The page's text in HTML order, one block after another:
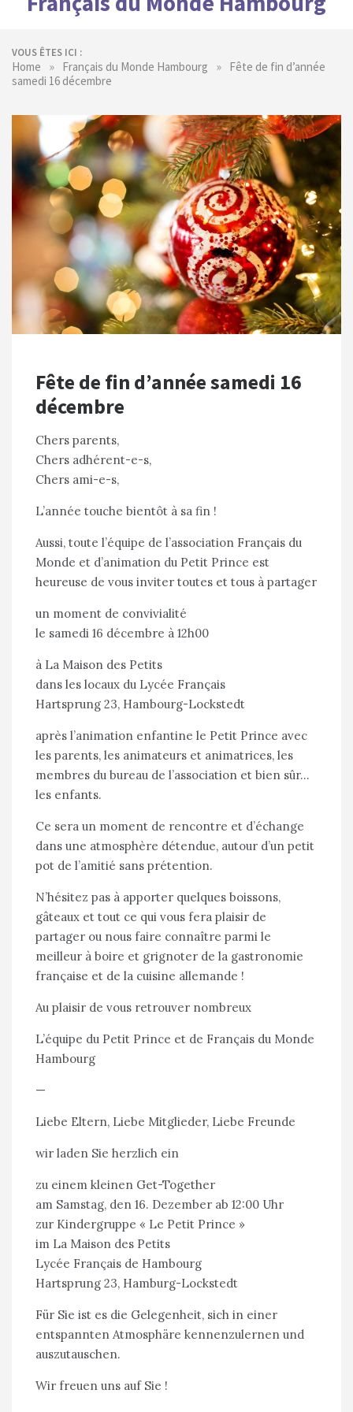
VOUS ÊTES ICI :
Home » Français du Monde Hambourg » Fête de fin d’année
samedi 16 décembre
Fête de fin d’année samedi 16
décembre
Chers parents,
Chers adhérent-e-s,
Chers ami-e-s,
L’année touche bientôt à sa fin !
Aussi, toute l’équipe de l’association Français du
Monde et d’animation du Petit Prince est
heureuse de vous inviter toutes et tous à partager
un moment de convivialité
le samedi 16 décembre à 12h00
à La Maison des Petits
dans les locaux du Lycée Français
Hartsprung 23, Hambourg-Lockstedt
après l’animation enfantine le Petit Prince avec
les parents, les animateurs et animatrices, les
membres du bureau de l’association et bien sûr…
les enfants.
Ce sera un moment de rencontre et d’échange
dans une atmosphère détendue, autour d’un petit
pot de l’amitié sans prétention.
N’hésitez pas à apporter quelques boissons,
gâteaux et tout ce qui vous fera plaisir de
partager ou nous faire connaître parmi le
meilleur à boire et grignoter de la gastronomie
française et de la cuisine allemande !
Au plaisir de vous retrouver nombreux
L’équipe du Petit Prince et de Français du Monde
Hambourg
—
Liebe Eltern, Liebe Mitglieder, Liebe Freunde
wir laden Sie herzlich ein
zu einem kleinen Get-Together
am Samstag, den 16. Dezember ab 12:00 Uhr
zur Kindergruppe « Le Petit Prince »
im La Maison des Petits
Lycée Français de Hambourg
Hartsprung 23, Hamburg-Lockstedt
Für Sie ist es die Gelegenheit, sich in einer
entspannten Atmosphäre kennenzulernen und
auszutauschen.
Wir freuen uns auf Sie !